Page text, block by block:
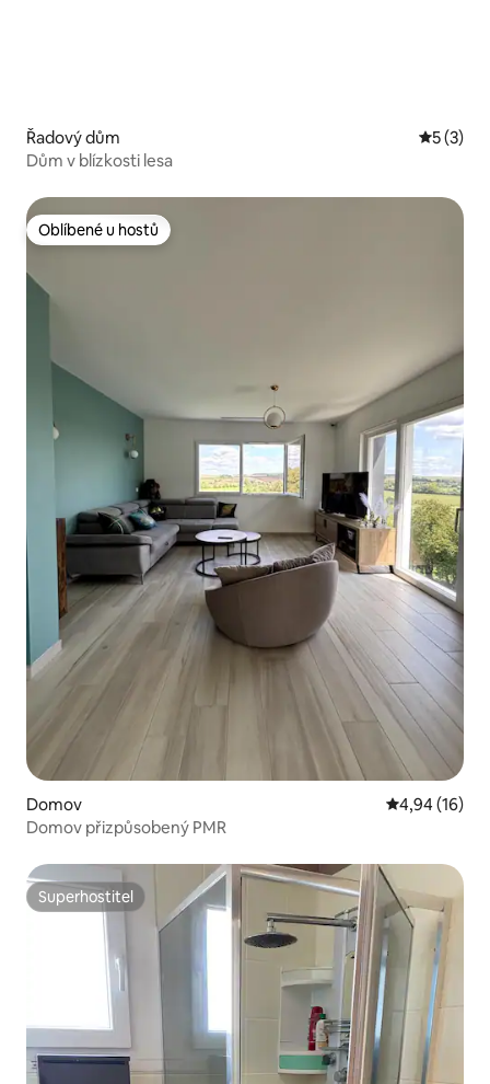
Řadový dům
5 (3)
Dům v blízkosti lesa
Oblíbené u hostů
Oblíbené u hostů
Domov Průměrné
4,94 (16)
Domov přizpůsobený PMR
Superhostitel
Superhostitel